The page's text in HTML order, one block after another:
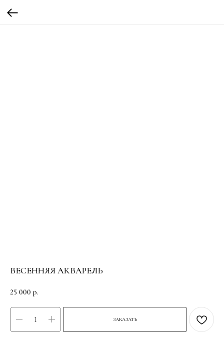
ВЕСЕННЯЯ АКВАРЕЛЬ
25 000 р.
ЗАКАЗАТЬ